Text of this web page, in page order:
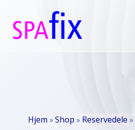
indhold
Hjem » Shop » Reservedele »